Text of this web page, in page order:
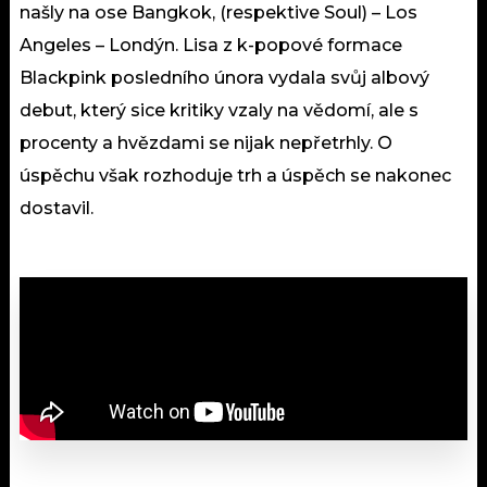
našly na ose Bangkok, (respektive Soul) – Los
Angeles – Londýn. Lisa z k-popové formace
Blackpink posledního února vydala svůj albový
debut, který sice kritiky vzaly na vědomí, ale s
procenty a hvězdami se nijak nepřetrhly. O
úspěchu však rozhoduje trh a úspěch se nakonec
dostavil.